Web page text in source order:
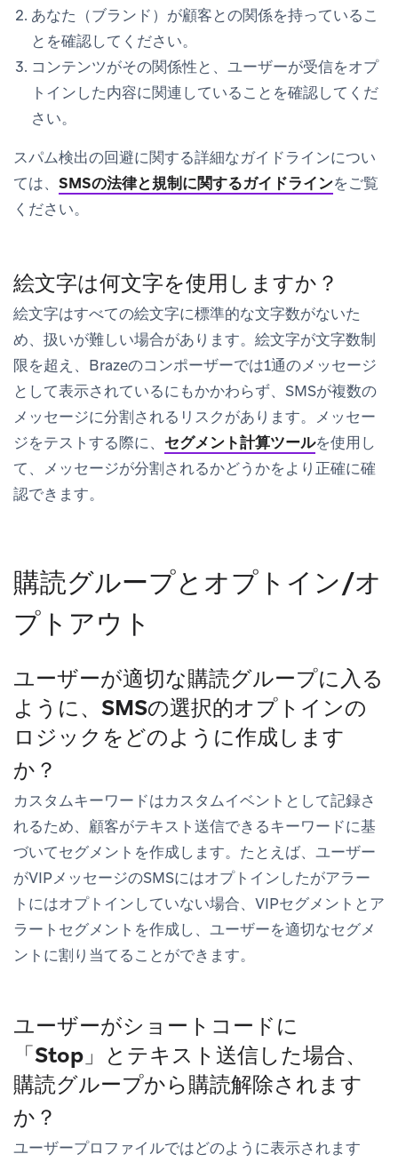
あなた（ブランド）が顧客との関係を持っているこ
とを確認してください。
コンテンツがその関係性と、ユーザーが受信をオプ
トインした内容に関連していることを確認してくだ
さい。
スパム検出の回避に関する詳細なガイドラインについ
ては、 SMSの法律と規制に関するガイドラインをご覧
ください。
絵文字は何文字を使用しますか？
絵文字はすべての絵文字に標準的な文字数がないた
め、扱いが難しい場合があります。絵文字が文字数制
限を超え、Brazeのコンポーザーでは1通のメッセージ
として表示されているにもかかわらず、SMSが複数の
メッセージに分割されるリスクがあります。メッセー
ジをテストする際に、 セグメント計算ツールを使用し
て、メッセージが分割されるかどうかをより正確に確
認できます。
購読グループとオプトイン/オ
プトアウト
ユーザーが適切な購読グループに入る
ように、SMSの選択的オプトインの
ロジックをどのように作成します
か？
カスタムキーワードはカスタムイベントとして記録さ
れるため、顧客がテキスト送信できるキーワードに基
づいてセグメントを作成します。たとえば、ユーザー
がVIPメッセージのSMSにはオプトインしたがアラー
トにはオプトインしていない場合、VIPセグメントとア
ラートセグメントを作成し、ユーザーを適切なセグメ
ントに割り当てることができます。
ユーザーがショートコードに
「Stop」とテキスト送信した場合、
購読グループから購読解除されます
か？
ユーザープロファイルではどのように表示されます